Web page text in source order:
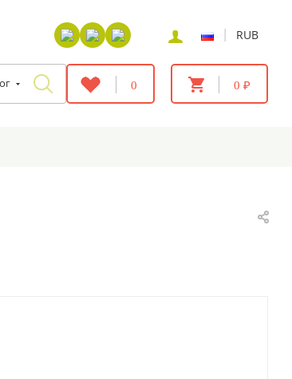
| RUB
0 0 ₽